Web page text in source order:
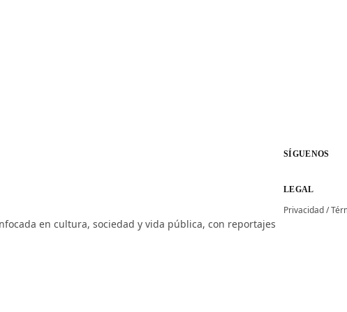
en cultura, sociedad y vida pública, con reportajes
SÍGUENOS
LEGAL
Privacidad/